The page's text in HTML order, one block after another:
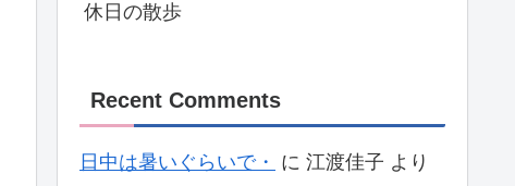
休日の散歩
Recent Comments
日中は暑いぐらいで・ に 江渡佳子 より